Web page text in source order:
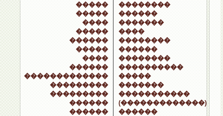
�����
�����
����
�����
������
�����
����
������
�������������
���������
���������
������
������
��������
������
�������
����
��������
������
��������
����������
�����
�������
�����������
(�������������)
������